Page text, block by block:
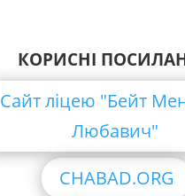
КОРИСНІ
Сайт ліцею "Бейт
Любавич"
CHABAD.ORG